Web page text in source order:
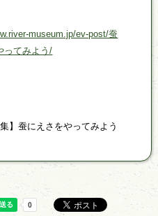
museum.jp/ev-post/蚕
ってみよう/
集】蚕にえさをやってみよう